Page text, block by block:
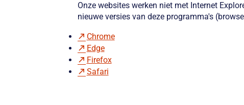
Onze websites werken niet met Internet
nieuwe versies van deze programma's
Chrome
Edge
Firefox
Safari